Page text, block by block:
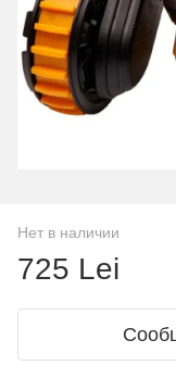
Нет в наличии
725 Lei